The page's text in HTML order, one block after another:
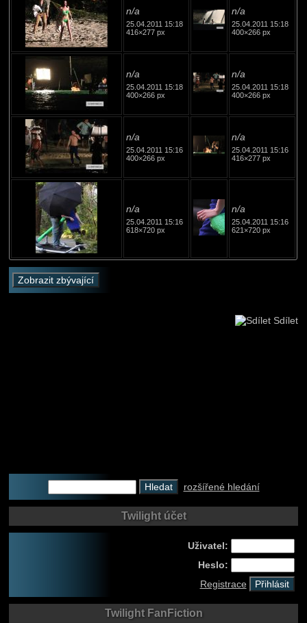
n/a
25.04.2011 15:18
416×277 px
n/a
25.04.2011 15:18
400×266 px
n/a
25.04.2011 15:18
400×266 px
n/a
25.04.2011 15:18
400×266 px
n/a
25.04.2011 15:16
400×266 px
n/a
25.04.2011 15:16
416×277 px
n/a
25.04.2011 15:16
618×720 px
n/a
25.04.2011 15:16
621×720 px
Sdílet
rozšířené hledání
Twilight účet
Uživatel:
Heslo:
Registrace
Twilight FanFiction